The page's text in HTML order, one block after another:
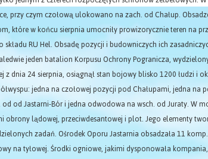
przy czym czołową ulokowano na zach. od Chałup.
które w końcu sierpnia umocniły prowizorycznie teren na
składu RU Hel. Obsadę pozycji i budowniczych ich
jeden batalion Korpusu Ochrony Pogranicza,
dnia 24 sierpnia, osiągnął stan bojowy blisko 1200 łudzi i
jedna na czołowej pozycji pod Chałupami, jedna na
od Jastarni-Bór i jedna odwodowa na wsch. od Juraty. W
obrony lądowej, przeciwdesantowej i plot. Jego elementy
zadań. Ośrodek Oporu Jastarnia obsadzała 11
na tyłowej. Środki ogniowe, jakimi dysponowała